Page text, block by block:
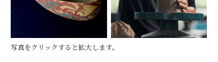
写真をクリックすると拡大します。